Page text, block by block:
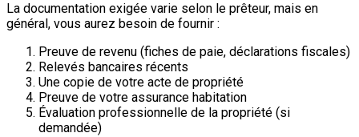
La documentation exigée varie selon le prêteur, mais en
général, vous aurez besoin de fournir :
Preuve de revenu (fiches de paie, déclarations fiscales)
Relevés bancaires récents
Une copie de votre acte de propriété
Preuve de votre assurance habitation
Évaluation professionnelle de la propriété (si
demandée)